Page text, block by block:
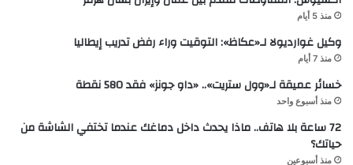
منذ 5 أيام
وكيل غوارديولا لـ«عكاظ»: التوقيت وراء رفض تدريب إيطاليا
منذ 7 أيام
خسائر عميقة لـ«وول ستريت».. «داو جونز» فقد 580 نقطة
منذ أسبوع واحد
72 ساعة بلا هاتف.. ماذا يحدث داخل دماغك عندما تختفي الشاشة من
حياتك؟
منذ أسبوعين